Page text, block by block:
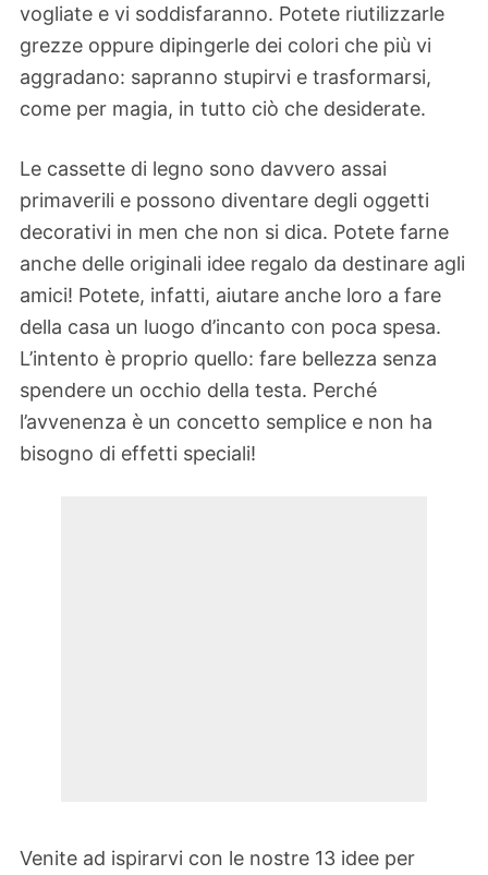
vogliate e vi soddisfaranno. Potete riutilizzarle
grezze oppure dipingerle dei colori che più vi
aggradano: sapranno stupirvi e trasformarsi,
come per magia, in tutto ciò che desiderate.
Le cassette di legno sono davvero assai
primaverili e possono diventare degli oggetti
decorativi in men che non si dica. Potete farne
anche delle originali idee regalo da destinare agli
amici! Potete, infatti, aiutare anche loro a fare
della casa un luogo d’incanto con poca spesa.
L’intento è proprio quello: fare bellezza senza
spendere un occhio della testa. Perché
l’avvenenza è un concetto semplice e non ha
bisogno di effetti speciali!
Venite ad ispirarvi con le nostre 13 idee per